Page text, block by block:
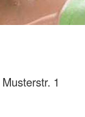
Musterstr. 1